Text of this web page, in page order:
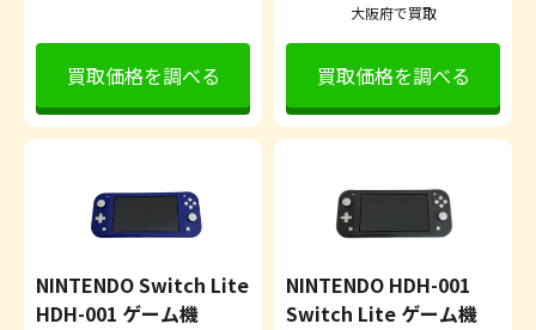
買取価格を調べる
大阪府で買取
買取価格を調べる
NINTENDO Switch Lite
HDH-001 ゲーム機
NINTENDO HDH-001
Switch Lite ゲーム機